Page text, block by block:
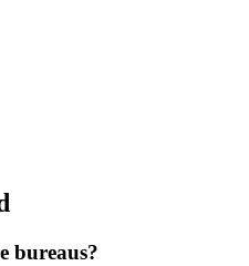
bureaus?